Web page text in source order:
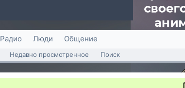
Радио Люди Общение
Недавно просмотренное Поиск